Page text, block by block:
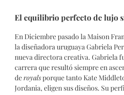
El equilibrio perfecto de lujo
En Diciembre pasado la Maison
la diseñadora uruguaya Gabriela
nueva directora creativa. Gabriela
carrera que resultó siempre en
deroyalsporque tanto Kate
Jordania, eligen sus diseños. Su